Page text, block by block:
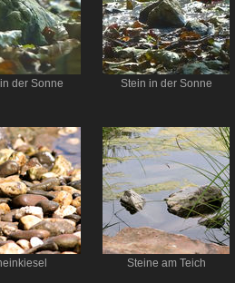
der Sonne Stein in der Sonne
Steine am Teich